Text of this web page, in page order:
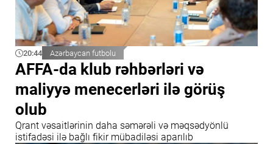
20:44 Azərbaycan futbolu
AFFA-da klub rəhbərləri və
maliyyə menecerləri ilə görüş
olub
Qrant vəsaitlərinin daha səmərəli və məqsədyönlü
istifadəsi ilə bağlı fikir mübadiləsi aparılıb